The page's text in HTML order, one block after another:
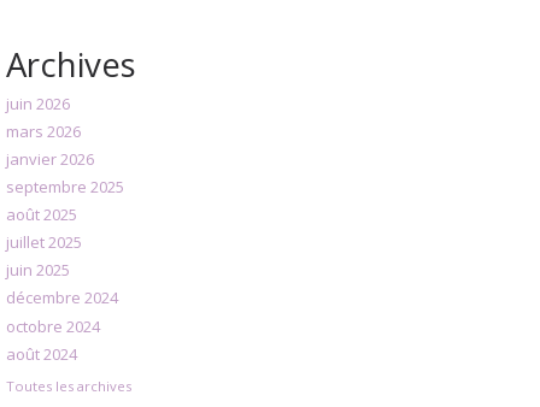
Archives
juin 2026
mars 2026
janvier 2026
septembre 2025
août 2025
juillet 2025
juin 2025
décembre 2024
octobre 2024
août 2024
Toutes les archives